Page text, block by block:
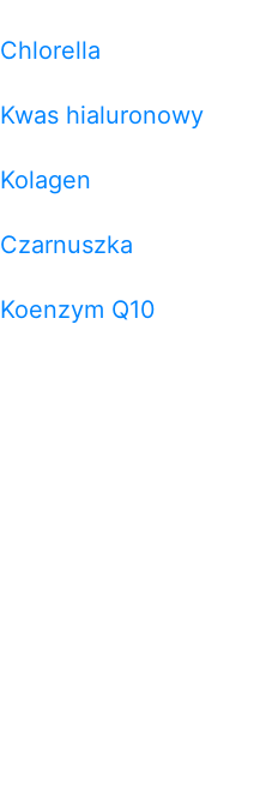
Chlorella
Kwas hialuronowy
Kolagen
Czarnuszka
Koenzym Q10